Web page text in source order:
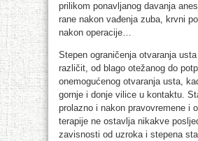
prilikom ponavljanog davanja
rane nakon vađenja zuba, krvni
nakon operacije…
Stepen ograničenja otvaranja
različit, od blago otežanog do
onemogućenog otvaranja usta,
gornje i donje vilice u kontaktu.
prolazno i nakon pravovremene i
terapije ne ostavlja nikakve
zavisnosti od uzroka i stepena